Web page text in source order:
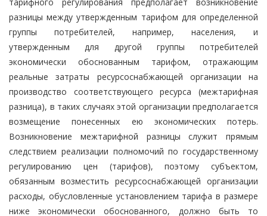
разницы между утвержденным тарифом для определенной
группы потребителей, например, населения, и
утвержденным для другой группы потребителей
экономически обоснованным тарифом, отражающим
реальные затраты ресурсоснабжающей организации на
производство соответствующего ресурса (межтарифная
разница), в таких случаях этой организации предполагается
возмещение понесенных ею экономических потерь.
Возникновение межтарифной разницы служит прямым
следствием реализации полномочий по государственному
регулированию цен (тарифов), поэтому субъектом,
обязанным возместить ресурсоснабжающей организации
расходы, обусловленные установлением тарифа в размере
ниже экономически обоснованного, должно быть то